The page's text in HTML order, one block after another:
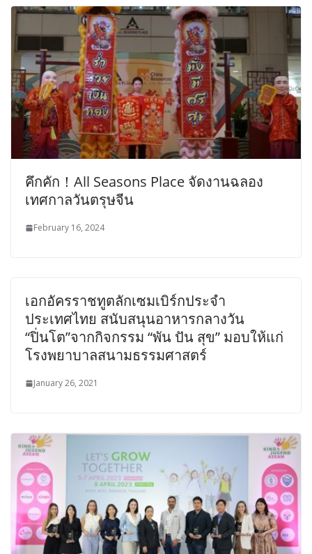
คึกคัก！All Seasons Place จัดงานฉลอง
เทศกาลวันตรุษจีน
February 16, 2024
เอกอัครราชทูตลักเซมเบิร์กประจำ
ประเทศไทย สนับสนุนอาหารกลางวัน
“ปิ่นโต”จากกิจกรรม “พัน ปัน สุข” มอบให้แก่
โรงพยาบาลสนามธรรมศาสตร์
January 26, 2021